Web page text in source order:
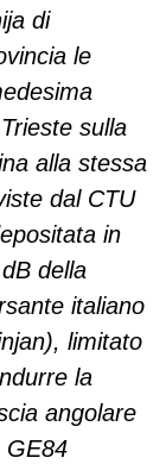
di
le
sulla
alla stessa
dal CTU
in
della
italiano
limitato
la
angolare
GE84